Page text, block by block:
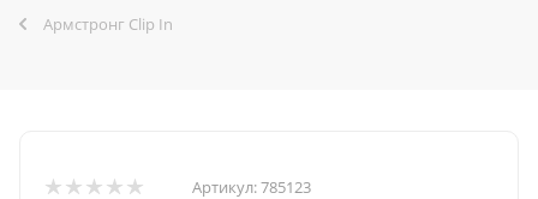
Армстронг Clip In
Артикул:785123